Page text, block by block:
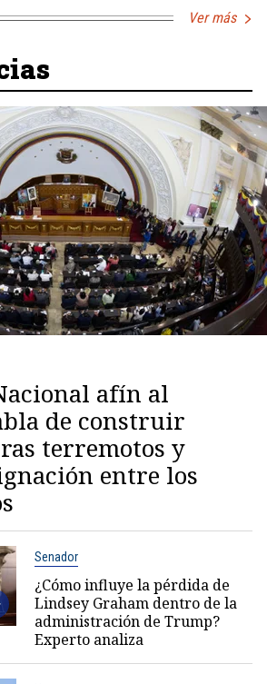
Ver más
afín al
de construir
terremotos y
entre los
Senador
¿Cómo influye la pérdida de
Lindsey Graham dentro de la
administración de Trump?
Experto analiza